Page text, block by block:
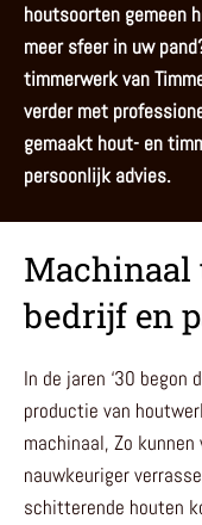
houtsoorten gemeen
meer sfeer in uw
timmerwerk van
verder met
gemaakt hout- en
persoonlijk advies.
bedrijf en
In de jaren ‘30
productie van
machinaal, Zo
nauwkeuriger
schitterende houten